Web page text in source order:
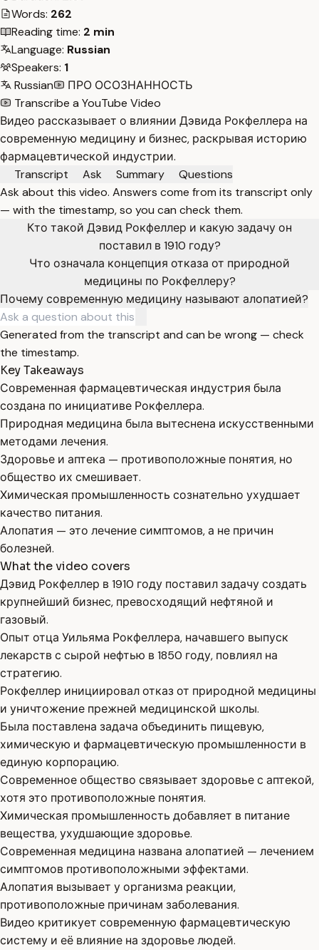
Words: 262
Reading time: 2 min
Language: Russian
Speakers: 1
Russian
ПРО ОСОЗНАННОСТЬ
Transcribe a YouTube Video
Видео рассказывает о влиянии Дэвида Рокфеллера на
современную медицину и бизнес, раскрывая историю
фармацевтической индустрии.
Transcript
Ask Summary
Questions
Ask about this video. Answers come from its transcript only
— with the timestamp, so you can check them.
Кто такой Дэвид Рокфеллер и какую задачу он
поставил в 1910 году?
Что означала концепция отказа от природной
медицины по Рокфеллеру?
Почему современную медицину называют алопатией?
Generated from the transcript and can be wrong — check
the timestamp.
Key Takeaways
Современная фармацевтическая индустрия была
создана по инициативе Рокфеллера.
Природная медицина была вытеснена искусственными
методами лечения.
Здоровье и аптека — противоположные понятия, но
общество их смешивает.
Химическая промышленность сознательно ухудшает
качество питания.
Алопатия — это лечение симптомов, а не причин
болезней.
What the video covers
Дэвид Рокфеллер в 1910 году поставил задачу создать
крупнейший бизнес, превосходящий нефтяной и
газовый.
Опыт отца Уильяма Рокфеллера, начавшего выпуск
лекарств с сырой нефтью в 1850 году, повлиял на
стратегию.
Рокфеллер инициировал отказ от природной медицины
и уничтожение прежней медицинской школы.
Была поставлена задача объединить пищевую,
химическую и фармацевтическую промышленности в
единую корпорацию.
Современное общество связывает здоровье с аптекой,
хотя это противоположные понятия.
Химическая промышленность добавляет в питание
вещества, ухудшающие здоровье.
Современная медицина названа алопатией — лечением
симптомов противоположными эффектами.
Алопатия вызывает у организма реакции,
противоположные причинам заболевания.
Видео критикует современную фармацевтическую
систему и её влияние на здоровье людей.